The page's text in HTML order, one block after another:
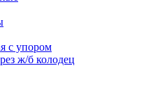
с упором
ж/б колодец